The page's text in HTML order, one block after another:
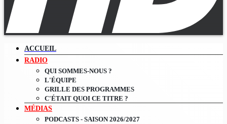
ACCUEIL
RADIO
QUI SOMMES-NOUS ?
L'ÉQUIPE
GRILLE DES PROGRAMMES
C'ÉTAIT QUOI CE TITRE ?
MÉDIAS
PODCASTS - SAISON 2026/2027